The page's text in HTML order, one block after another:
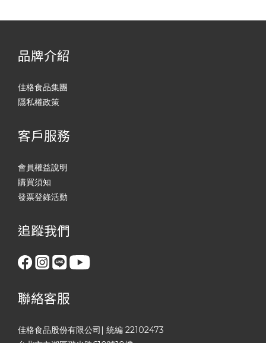
品牌介紹
佳格食品集團
隱私權政策
客戶服務
會員權益說明
購買須知
發票登錄活動
追蹤我們
聯絡客服
佳格食品股份有限公司| 統編 22102473